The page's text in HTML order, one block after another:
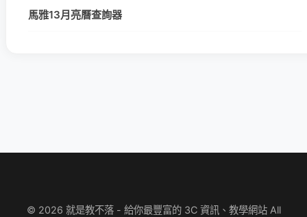
馬雅13月亮曆查詢器
© 2026 就是教不落 - 給你最豐富的 3C 資訊、教學網站 All